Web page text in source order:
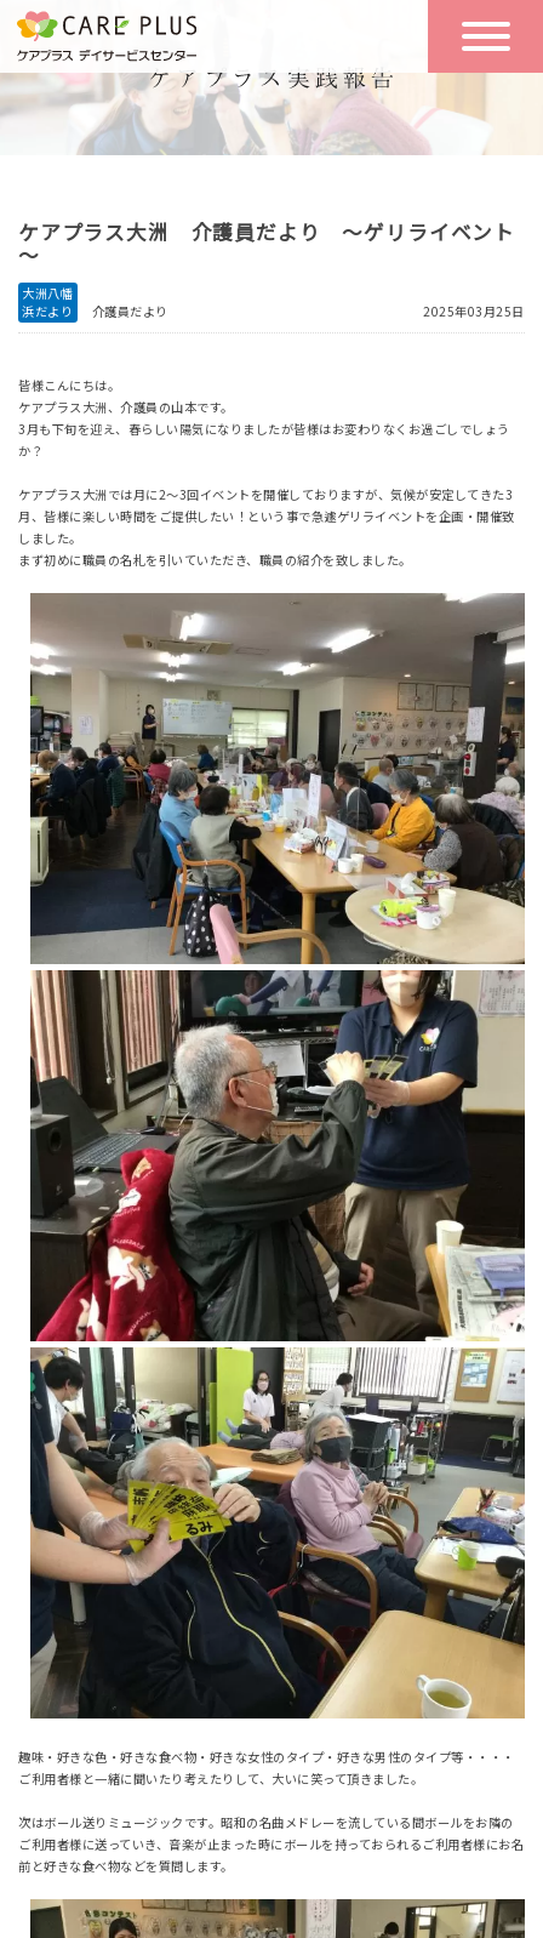
こんな方に
おすすめ
一日の流れ
一日体験
空き状況
実践報告
お問い合わせ
体験希望
ケアプラス大洲 介護員だより ～ゲリライベント
～
大洲八幡
浜だより
介護員だより 2025年03月25日
皆様こんにちは。
ケアプラス大洲、介護員の山本です。
3月も下旬を迎え、春らしい陽気になりましたが皆様はお変わりなくお過ごしでしょう
か？
ケアプラス大洲では月に2～3回イベントを開催しておりますが、気候が安定してきた3
月、皆様に楽しい時間をご提供したい！という事で急遽ゲリライベントを企画・開催致
しました。
まず初めに職員の名札を引いていただき、職員の紹介を致しました。
趣味・好きな色・好きな食べ物・好きな女性のタイプ・好きな男性のタイプ等・・・・
ご利用者様と一緒に聞いたり考えたりして、大いに笑って頂きました。
次はボール送りミュージックです。昭和の名曲メドレーを流している間ボールをお隣の
ご利用者様に送っていき、音楽が止まった時にボールを持っておられるご利用者様にお名
前と好きな食べ物などを質問します。